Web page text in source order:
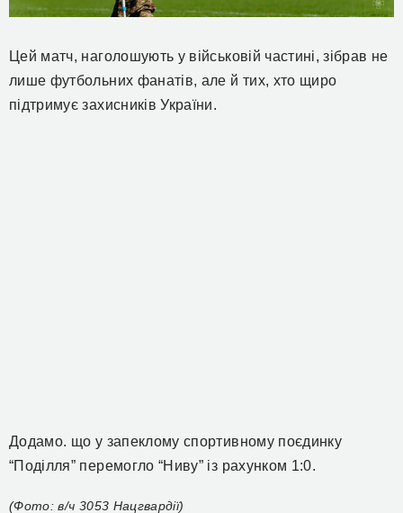
Цей матч, наголошують у військовій частині, зібрав не
лише футбольних фанатів, але й тих, хто щиро
підтримує захисників України.
Додамо. що у запеклому спортивному поєдинку
“Поділля” перемогло “Ниву” із рахунком 1:0.
(Фото: в/ч 3053 Нацгвардії)